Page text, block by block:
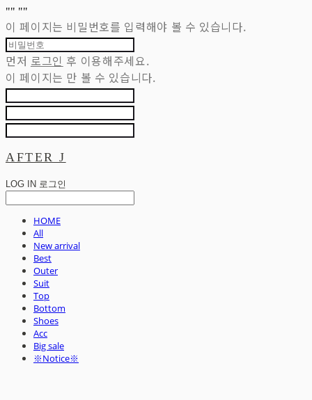
"" ""
이 페이지는 비밀번호를 입력해야 볼 수 있습니다.
먼저 로그인 후 이용해주세요.
이 페이지는 만 볼 수 있습니다.
AFTER J
LOG IN 로그인
HOME
All
New arrival
Best
Outer
Suit
Top
Bottom
Shoes
Acc
Big sale
※Notice※